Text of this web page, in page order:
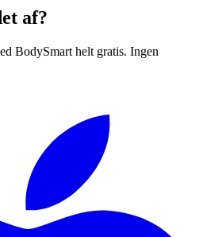
af?
BodySmart helt gratis. Ingen